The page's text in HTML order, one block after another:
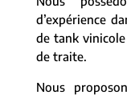
d’expérience
de tank vinicole
de traite.
Nous